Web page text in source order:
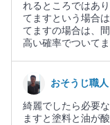
れるところではあ
てますという場合
てますの場合は、
高い確率でついて
おそうじ職人
綺麗でしたら必要
ますと塗料と油が